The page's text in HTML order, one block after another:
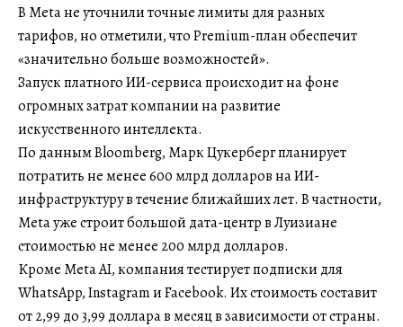
В Meta не уточнили точные лимиты для разных
тарифов, но отметили, что Premium-план обеспечит
«значительно больше возможностей».
Запуск платного ИИ-сервиса происходит на фоне
огромных затрат компании на развитие
искусственного интеллекта.
По данным Bloomberg, Марк Цукерберг планирует
потратить не менее 600 млрд долларов на ИИ-
инфраструктуру в течение ближайших лет. В частности,
Meta уже строит большой дата-центр в Луизиане
стоимостью не менее 200 млрд долларов.
Кроме Meta AI, компания тестирует подписки для
WhatsApp, Instagram и Facebook. Их стоимость составит
от 2,99 до 3,99 доллара в месяц в зависимости от страны.